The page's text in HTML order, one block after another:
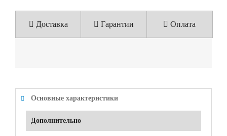
Доставка Гарантии Оплата
Основные характеристики
Дополнительно